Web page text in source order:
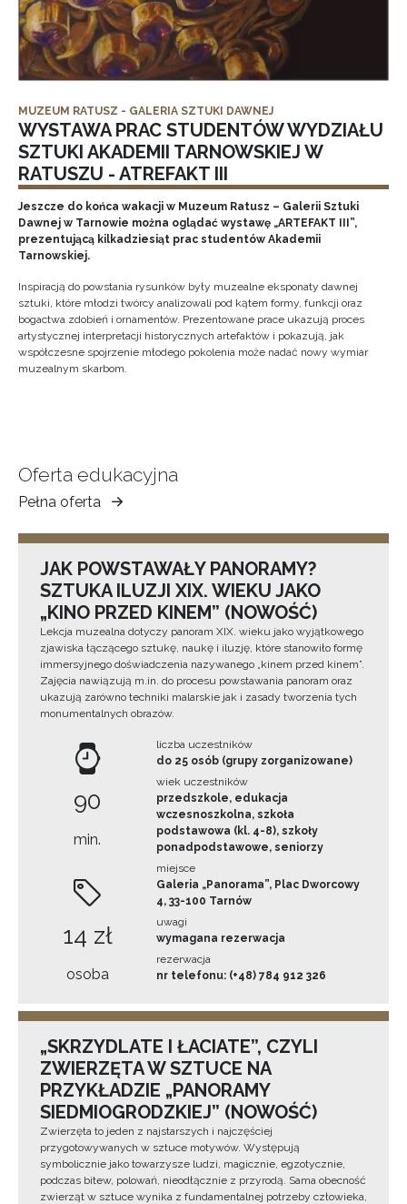
MUZEUM RATUSZ - GALERIA SZTUKI DAWNEJ
WYSTAWA PRAC STUDENTÓW WYDZIAŁU
SZTUKI AKADEMII TARNOWSKIEJ W
RATUSZU - ATREFAKT III
Jeszcze do końca wakacji w Muzeum Ratusz – Galerii Sztuki
Dawnej w Tarnowie można oglądać wystawę „ARTEFAKT III”,
prezentującą kilkadziesiąt prac studentów Akademii
Tarnowskiej.
Inspiracją do powstania rysunków były muzealne eksponaty dawnej
sztuki, które młodzi twórcy analizowali pod kątem formy, funkcji oraz
bogactwa zdobień i ornamentów. Prezentowane prace ukazują proces
artystycznej interpretacji historycznych artefaktów i pokazują, jak
współczesne spojrzenie młodego pokolenia może nadać nowy wymiar
muzealnym skarbom.
Oferta edukacyjna
Pełna oferta
Muzeum
Ziemi
JAK POWSTAWAŁY PANORAMY?
SZTUKA ILUZJI XIX. WIEKU JAKO
„KINO PRZED KINEM” (NOWOŚĆ)
Lekcja muzealna dotyczy panoram XIX. wieku jako wyjątkowego
zjawiska łączącego sztukę, naukę i iluzję, które stanowiło formę
immersyjnego doświadczenia nazywanego „kinem przed kinem”.
Zajęcia nawiązują m.in. do procesu powstawania panoram oraz
ukazują zarówno techniki malarskie jak i zasady tworzenia tych
monumentalnych obrazów.
90
min.
14 zł
osoba
liczba uczestników
do 25 osób (grupy zorganizowane)
wiek uczestników
przedszkole, edukacja
wczesnoszkolna, szkoła
podstawowa (kl. 4-8), szkoły
ponadpodstawowe, seniorzy
miejsce
Galeria „Panorama”, Plac Dworcowy
4, 33-100 Tarnów
uwagi
wymagana rezerwacja
rezerwacja
nr telefonu: (+48) 784 912 326
„SKRZYDLATE I ŁACIATE”, CZYLI
ZWIERZĘTA W SZTUCE NA
PRZYKŁADZIE „PANORAMY
SIEDMIOGRODZKIEJ” (NOWOŚĆ)
Zwierzęta to jeden z najstarszych i najczęściej
przygotowywanych w sztuce motywów. Występują
symbolicznie jako towarzysze ludzi, magicznie, egzotycznie,
podczas bitew, polowań, nieodłącznie z przyrodą. Sama obecność
zwierząt w sztuce wynika z fundamentalnej potrzeby człowieka,